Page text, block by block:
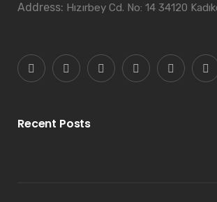
Address: Hızırbey Cd. No: 14 34120
Recent Posts